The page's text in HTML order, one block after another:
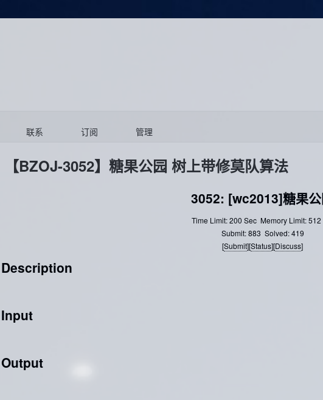
联系 订阅 管理
【BZOJ-3052】糖果公园 树上带修莫队算法
3052: [wc2013]糖果
Time Limit: 200 Sec Memory Limit: 512
Submit: 883 Solved: 419
[Submit][Status][Discuss]
Description
Input
Output